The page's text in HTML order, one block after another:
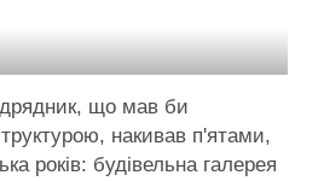
що мав би
накивав п'ятами,
років: будівельна галерея